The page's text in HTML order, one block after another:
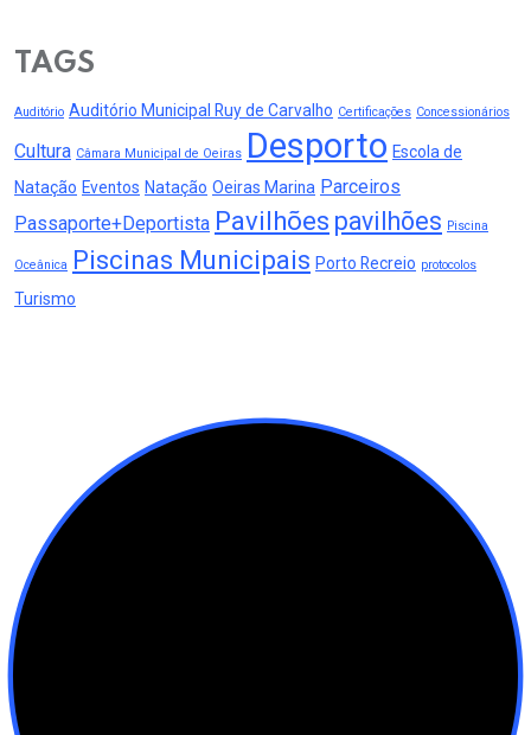
TAGS
Auditório Auditório Municipal Ruy de Carvalho Certificações Concessionários
Cultura Câmara Municipal de Oeiras Desporto Escola de
Natação Eventos Natação Oeiras Marina Parceiros
Passaporte+Deportista Pavilhões pavilhões Piscina
Oceânica Piscinas Municipais Porto Recreio protocolos
Turismo